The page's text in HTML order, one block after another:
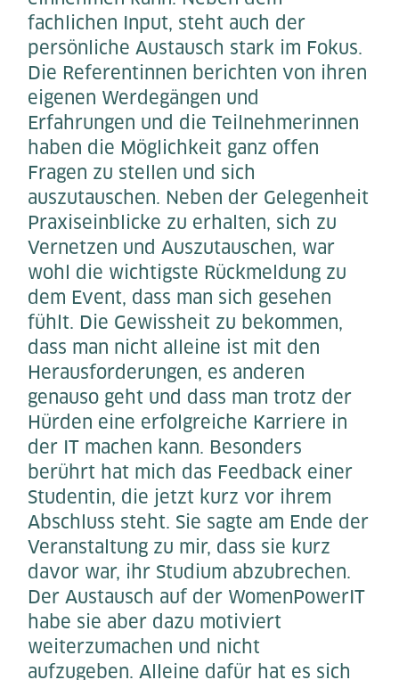
fachlichen Input, steht auch der
persönliche Austausch stark im Fokus.
Die Referentinnen berichten von ihren
eigenen Werdegängen und
Erfahrungen und die Teilnehmerinnen
haben die Möglichkeit ganz offen
Fragen zu stellen und sich
auszutauschen. Neben der Gelegenheit
Praxiseinblicke zu erhalten, sich zu
Vernetzen und Auszutauschen, war
wohl die wichtigste Rückmeldung zu
dem Event, dass man sich gesehen
fühlt. Die Gewissheit zu bekommen,
dass man nicht alleine ist mit den
Herausforderungen, es anderen
genauso geht und dass man trotz der
Hürden eine erfolgreiche Karriere in
der IT machen kann. Besonders
berührt hat mich das Feedback einer
Studentin, die jetzt kurz vor ihrem
Abschluss steht. Sie sagte am Ende der
Veranstaltung zu mir, dass sie kurz
davor war, ihr Studium abzubrechen.
Der Austausch auf der WomenPowerIT
habe sie aber dazu motiviert
weiterzumachen und nicht
aufzugeben. Alleine dafür hat es sich